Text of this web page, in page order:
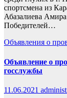
спортсмена из
Абазалиева
Победителей…
Объявления о
Объявление о
госслужбы
11.06.2021